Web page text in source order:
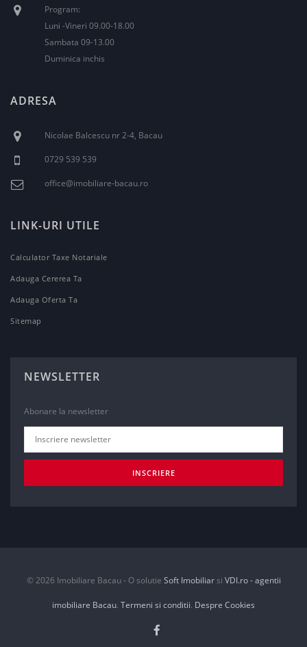
Program:
Luni -Vineri 09.00-18.00
Sambata 09-13.00
Duminica inchis
ADRESA
Nicolae Balcescu nr 2-4, Bacau
0729 539 539
office@imobiliare-bacau.ro
LINK-URI UTILE
Calculator Taxe Notariale
Adauga Cererea Ta
Adauga Oferta Ta
Sitemap
NEWSLETTER
Abonare la newsletter
INSCRIERE
© 2026 Imobiliare Bacau ‐ O solutie Soft Imobiliarsi VDI.ro - agentii
imobiliare Bacau. Termeni si conditii. Despre Cookies